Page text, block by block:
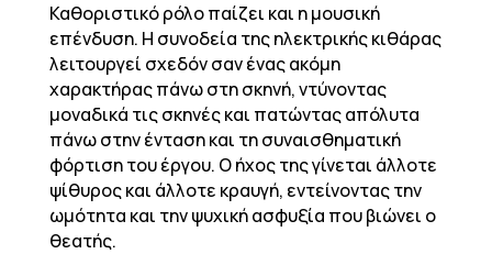
Καθοριστικό ρόλο παίζει και η μουσική
επένδυση. Η συνοδεία της ηλεκτρικής κιθάρας
λειτουργεί σχεδόν σαν ένας ακόμη
χαρακτήρας πάνω στη σκηνή, ντύνοντας
μοναδικά τις σκηνές και πατώντας απόλυτα
πάνω στην ένταση και τη συναισθηματική
φόρτιση του έργου. Ο ήχος της γίνεται άλλοτε
ψίθυρος και άλλοτε κραυγή, εντείνοντας την
ωμότητα και την ψυχική ασφυξία που βιώνει ο
θεατής.